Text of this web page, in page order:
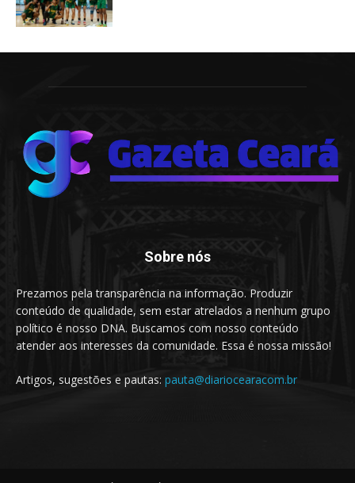
Sobre nós
Prezamos pela transparência na informação. Produzir
conteúdo de qualidade, sem estar atrelados a nenhum grupo
político é nosso DNA. Buscamos com nosso conteúdo
atender aos interesses da comunidade. Essa é nossa missão!
Artigos, sugestões e pautas: pauta@diariocearacom.br